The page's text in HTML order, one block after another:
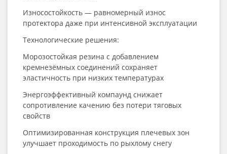
Износостойкость — равномерный износ
протектора даже при интенсивной эксплуатации
Технологические решения:
Морозостойкая резина с добавлением
кремнезёмных соединений сохраняет
эластичность при низких температурах
Энергоэффективный компаунд снижает
сопротивление качению без потери тяговых
свойств
Оптимизированная конструкция плечевых зон
улучшает проходимость по рыхлому снегу